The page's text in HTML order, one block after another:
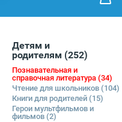
Детям и
родителям (252)
Познавательная и
справочная литература (34)
Чтение для школьников (104)
Книги для родителей (15)
Герои мультфильмов и
фильмов (2)